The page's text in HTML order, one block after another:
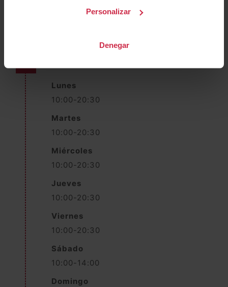
Personalizar
Denegar
Lunes
10:00-20:30
Martes
10:00-20:30
Miércoles
10:00-20:30
Jueves
10:00-20:30
Viernes
10:00-20:30
Sábado
10:00-14:00
Domingo